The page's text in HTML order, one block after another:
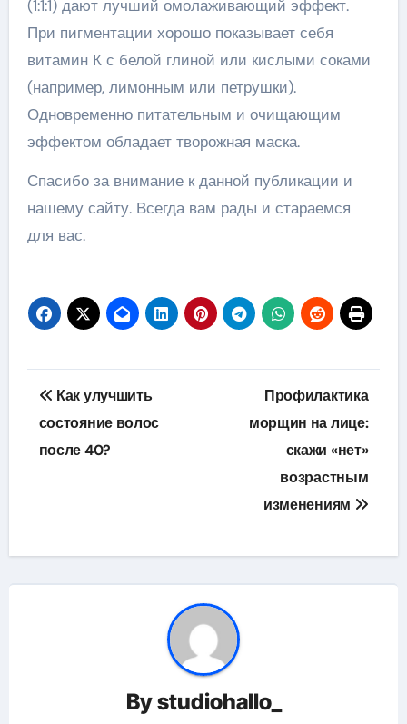
(1:1:1) дают лучший омолаживающий эффект.
При пигментации хорошо показывает себя
витамин К с белой глиной или кислыми соками
(например, лимонным или петрушки).
Одновременно питательным и очищающим
эффектом обладает творожная маска.
Спасибо за внимание к данной публикации и
нашему сайту. Всегда вам рады и стараемся
для вас.
Навигация
по
записям
Как улучшить
состояние волос
после 40?
Профилактика
морщин на лице:
скажи «нет»
возрастным
изменениям
Bystudiohallo_